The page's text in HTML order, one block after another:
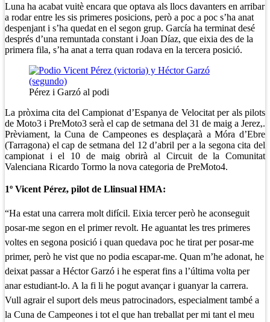
Luna ha acabat vuitè encara que optava als llocs davanters en arribar
a rodar entre les sis primeres posicions, però a poc a poc s’ha anat
despenjant i s’ha quedat en el segon grup. García ha terminat desé
després d’una remuntada constant i Joan Díaz, que eixia des de la
primera fila, s’ha anat a terra quan rodava en la tercera posició.
Pérez i Garzó al podi
La pròxima cita del Campionat d’Espanya de Velocitat per als pilots
de Moto3 i PreMoto3 serà el cap de setmana del 31 de maig a Jerez,.
Prèviament, la Cuna de Campeones es desplaçarà a Móra d’Ebre
(Tarragona) el cap de setmana del 12 d’abril per a la segona cita del
campionat i el 10 de maig obrirà al Circuit de la Comunitat
Valenciana Ricardo Tormo la nova categoria de PreMoto4.
1º Vicent Pérez, pilot de Llinsual HMA:
“Ha estat una carrera molt difícil. Eixia tercer però he aconseguit
posar-me segon en el primer revolt. He aguantat les tres primeres
voltes en segona posició i quan quedava poc he tirat per posar-me
primer, però he vist que no podia escapar-me. Quan m’he adonat, he
deixat passar a Héctor Garzó i he esperat fins a l’última volta per
anar estudiant-lo. A la fi li he pogut avançar i guanyar la carrera.
Vull agrair el suport dels meus patrocinadors, especialment també a
la Cuna de Campeones i tot el que han treballat per mi tant el meu